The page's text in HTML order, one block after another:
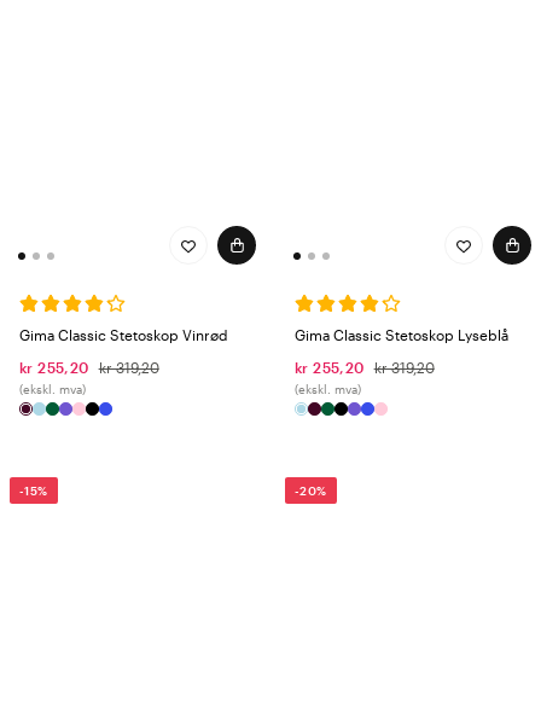
Gima Classic Stetoskop Vinrød
kr 255,20
kr 319,20
(ekskl. mva)
Gima Classic Stetoskop Lyseblå
kr 255,20
kr 319,20
(ekskl. mva)
-15% -20%